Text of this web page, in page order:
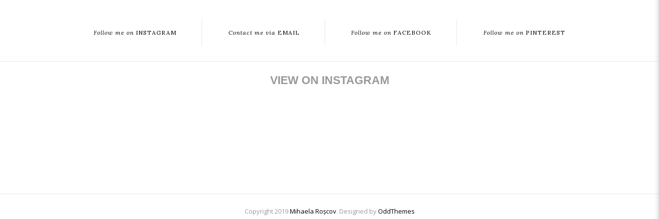
Follow me on INSTAGRAM Contact me via EMAIL Follow me on FACEBOOK Follow me on PINTEREST
VIEW ON INSTAGRAM
Copyright 2019Mihaela Roșcov. Designed byOddThemes